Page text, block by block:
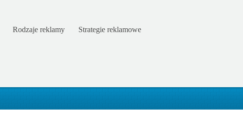
Rodzaje reklamy Strategie reklamowe